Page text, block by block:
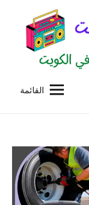
القائمة